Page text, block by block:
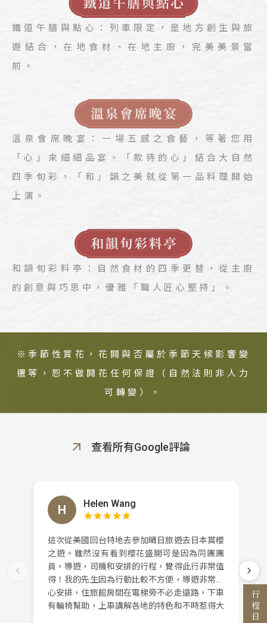
鐵道午膳與點心：列車限定，是地方創生與旅
遊結合，在地食材、在地主廚，完美美景當
前。
溫泉會席晚宴：一場五感之食藝，等著您用
「心」來細細品宴。「款待的心」結合大自然
四季旬彩，「和」韻之美就從第一品料理開始
上演。
和韻旬彩料亭：自然食材的四季更替，從主廚
的創意與巧思中，優雅「職人匠心堅持」。
※季節性賞花，花開與否屬於季節天候影響變
遷等，恕不做開花任何保證（自然法則非人力
可轉變）。
查看所有Google評論
H Helen Wang
這次從美國回台特地去參加晴日旅遊去日本賞櫻
之遊。雖然沒有看到櫻花盛開可是因為同團團
員，導遊，司機和安排的行程，覺得此行非常值
得！我的先生因為行動比較不方便，導遊非常貼
心安排，住旅館房間在電梯旁不必走遠路，下車
有輪椅幫助，上車講解各地的特色和不時惹得大
行程日期搜尋
出發區間
至